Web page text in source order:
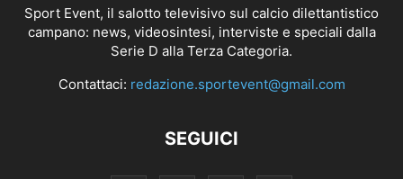
Sport Event, il salotto televisivo sul calcio dilettantistico
campano: news, videosintesi, interviste e speciali dalla
Serie D alla Terza Categoria.
Contattaci: redazione.sportevent@gmail.com
SEGUICI